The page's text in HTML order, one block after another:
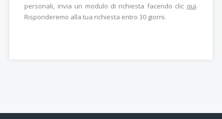
personali, invia un modulo di richiesta facendo clic qui.
Risponderemo alla tua richiesta entro 30 giorni.